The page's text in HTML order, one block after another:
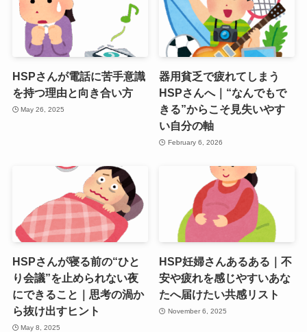
HSPさんが電話に苦手意識
を持つ理由と向き合い方
May 26, 2025
器用貧乏で疲れてしまう
HSPさんへ｜“なんでもで
きる”からこそ見失いやす
い自分の軸
February 6, 2026
HSPさんが寝る前の“ひと
り会議”を止められない夜
にできること｜思考の渦か
ら抜け出すヒント
May 8, 2025
HSP妊婦さんあるある｜不
安や疲れを感じやすいあな
たへ届けたい共感リスト
November 6, 2025